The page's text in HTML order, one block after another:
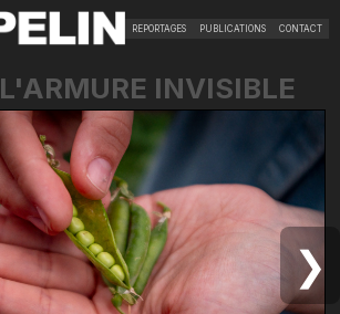
REPORTAGES PUBLICATIONS CONTACT
L'ARMURE INVISIBLE
❯